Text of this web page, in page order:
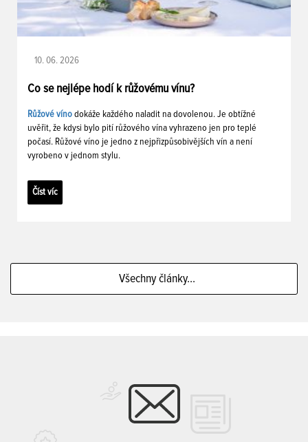
10. 06. 2026
Co se nejlépe hodí k růžovému vínu?
Růžové víno dokáže každého naladit na dovolenou. Je obtížné
uvěřit, že kdysi bylo pití růžového vína vyhrazeno jen pro teplé
počasí. Růžové víno je jedno z nejpřizpůsobivějších vín a není
vyrobeno v jednom stylu.
Číst víc
Všechny články...